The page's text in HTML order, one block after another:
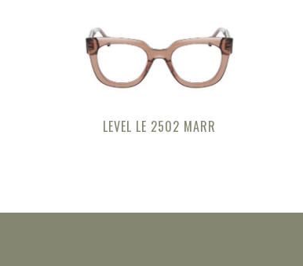
LEVEL LE 2502 MARR